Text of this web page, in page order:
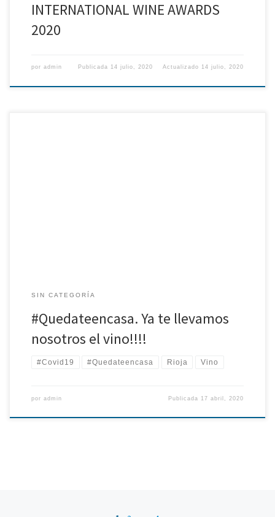
INTERNATIONAL WINE AWARDS
2020
por admin Publicada 14 julio, 2020 Actualizado 14 julio, 2020
SIN CATEGORÍA
#Quedateencasa. Ya te llevamos
nosotros el vino!!!!
#Covid19 #Quedateencasa Rioja Vino
por admin Publicada 17 abril, 2020